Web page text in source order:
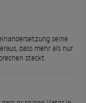
seine
dass mehr als nur
steckt.